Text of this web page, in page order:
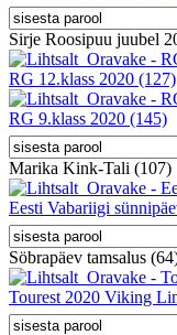
Sirje Roosipuu juubel
RG 12.klass 2020 (127)
RG 9.klass 2020 (145)
Marika Kink-Tali (107)
Eesti Vabariigi
Söbrapäev tamsalus
Tourest 2020 Viking